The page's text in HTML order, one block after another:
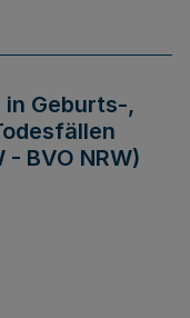
Geburts-,
BVO NRW)